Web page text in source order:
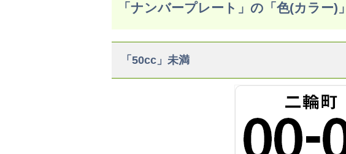
「ナンバープレート」の「色(カラー)」
「50cc」未満